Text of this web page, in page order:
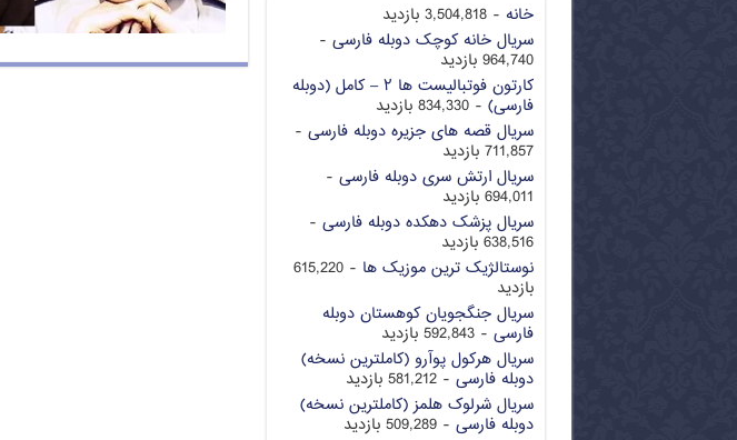
خانه - 3,504,818 بازدید
سریال خانه کوچک دوبله فارسی -
964,740 بازدید
کارتون فوتبالیست ها ۲ – کامل (دوبله
فارسی) - 834,330 بازدید
سریال قصه های جزیره دوبله فارسی -
711,857 بازدید
سریال ارتش سری دوبله فارسی -
694,011 بازدید
سریال پزشک دهکده دوبله فارسی -
638,516 بازدید
نوستالژیک ترین موزیک ها
- 615,220
بازدید
سریال جنگجویان کوهستان دوبله
فارسی - 592,843 بازدید
سریال هرکول پوآرو (کاملترین نسخه)
دوبله فارسی - 581,212 بازدید
سریال شرلوک هلمز (کاملترین نسخه)
دوبله فارسی - 509,289 بازدید